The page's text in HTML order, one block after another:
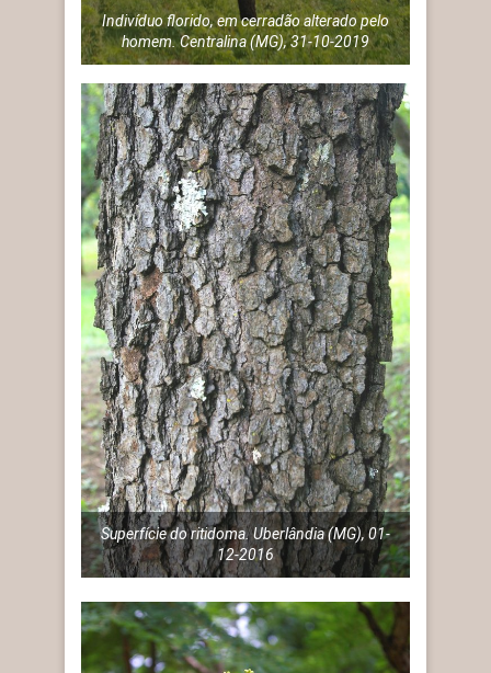
Indivíduo florido, em cerradão alterado pelo
homem. Centralina (MG), 31-10-2019
Superfície do ritidoma. Uberlândia (MG), 01-
12-2016